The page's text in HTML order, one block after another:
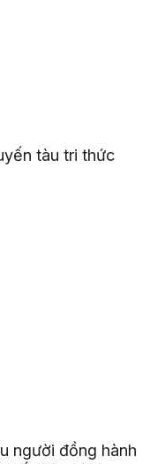
tàu tri thức
người đồng hành